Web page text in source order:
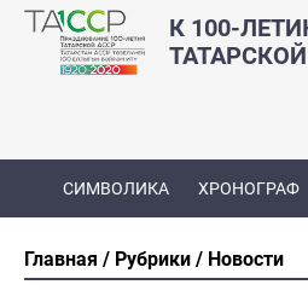
К 100-
СИМВОЛИКА ХРОНОГРАФ
Главная Рубрики Новости